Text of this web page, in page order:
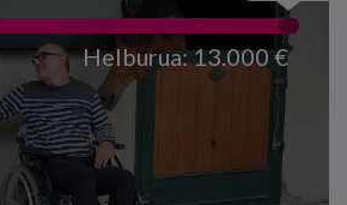
Helburua: 13.000 €